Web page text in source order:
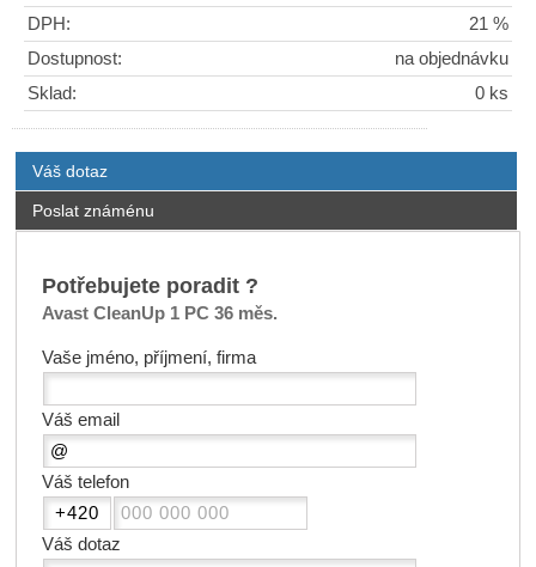
DPH:
21 %
Dostupnost:
na objednávku
Sklad:
0 ks
Váš dotaz
Poslat známénu
Potřebujete poradit ?
Avast CleanUp 1 PC 36 měs.
Vaše jméno, příjmení, firma
Váš email
Váš telefon
Váš dotaz